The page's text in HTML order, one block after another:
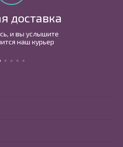
доставка
и вы услышите
наш курьер